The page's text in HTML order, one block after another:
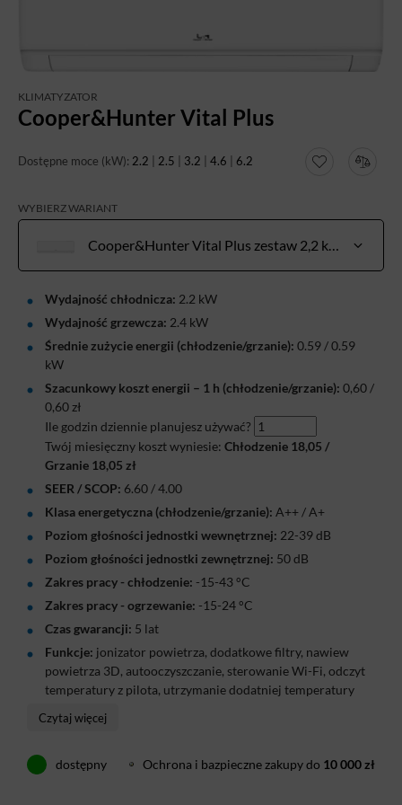
KLIMATYZATOR
Cooper&Hunter Vital Plus
Dostępne moce (kW): 2.2 2.5 3.2 4.6 6.2
WYBIERZ WARIANT
Wydajność chłodnicza: 2.2 kW
Wydajność grzewcza: 2.4 kW
Średnie zużycie energii (chłodzenie/grzanie): 0.59 / 0.59
kW
Szacunkowy koszt energii – 1 h (chłodzenie/grzanie): 0,60 /
0,60 zł
Ile godzin dziennie planujesz używać?
Twój miesięczny koszt wyniesie: Chłodzenie 18,05 /
Grzanie 18,05 zł
SEER / SCOP: 6.60 / 4.00
Klasa energetyczna (chłodzenie/grzanie): A++ / A+
Poziom głośności jednostki wewnętrznej: 22-39 dB
Poziom głośności jednostki zewnętrznej: 50 dB
Zakres pracy - chłodzenie: -15-43 °C
Zakres pracy - ogrzewanie: -15-24 °C
Czas gwarancji: 5 lat
Funkcje: jonizator powietrza, dodatkowe filtry, nawiew
powietrza 3D, autooczyszczanie, sterowanie Wi-Fi, odczyt
temperatury z pilota, utrzymanie dodatniej temperatury
Klimatyzator Cooper&Hunter Vital Plus 2,2 kW to
gabinetów. Urządzenie oferuje energooszczędne
Czytaj więcej
dostępny Ochrona i bazpieczne zakupy do 10 000 zł